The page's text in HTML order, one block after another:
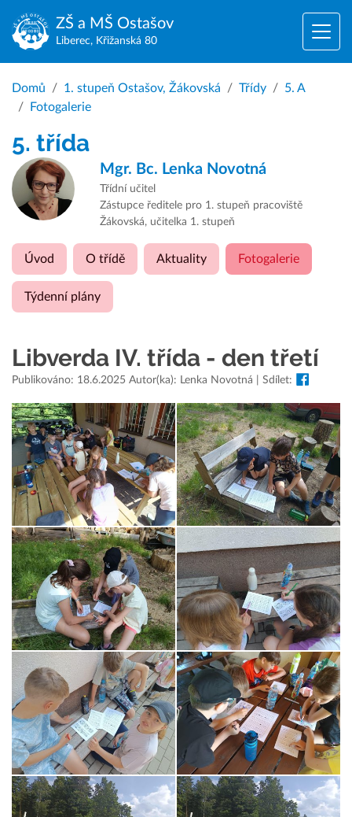
ZŠ a MŠ Ostašov
Liberec, Křižanská 80
Domů 1. stupeň Ostašov, Žákovská Třídy
5. A
Fotogalerie
5. třída
Mgr. Bc. Lenka Novotná
Třídní učitel
Zástupce ředitele pro 1. stupeň pracoviště
Žákovská, učitelka 1. stupeň
Úvod O třídě Aktuality Fotogalerie
Týdenní plány
Libverda IV. třída - den třetí
Publikováno: 18.6.2025 Autor(ka): Lenka Novotná | Sdílet: